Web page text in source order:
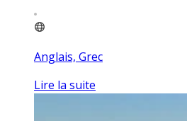
Anglais, Grec
Lire la suite